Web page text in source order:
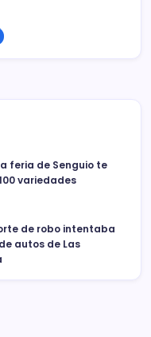
feria de Senguio te
variedades
de robo intentaba
autos de Las